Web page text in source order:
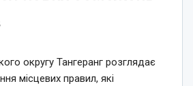
округу Тангеранг розглядає
місцевих правил, які